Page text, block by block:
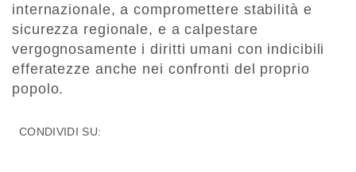
internazionale, a compromettere stabilità e
sicurezza regionale, e a calpestare
vergognosamente i diritti umani con indicibili
efferatezze anche nei confronti del proprio
popolo.
CONDIVIDI SU: